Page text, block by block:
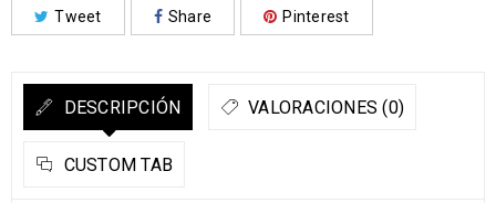
Tweet Share Pinterest
DESCRIPCIÓN VALORACIONES (0)
CUSTOM TAB